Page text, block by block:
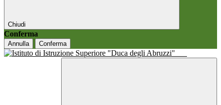
Chiudi
Conferma
Annulla Conferma